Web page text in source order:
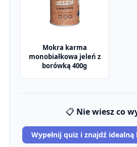
Mokra karma
monobiałkowa jeleń z
borówką 400g
📋 Nie wiesz co
Wypełnij quiz i znajdź